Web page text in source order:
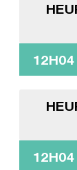
12H04
12H04